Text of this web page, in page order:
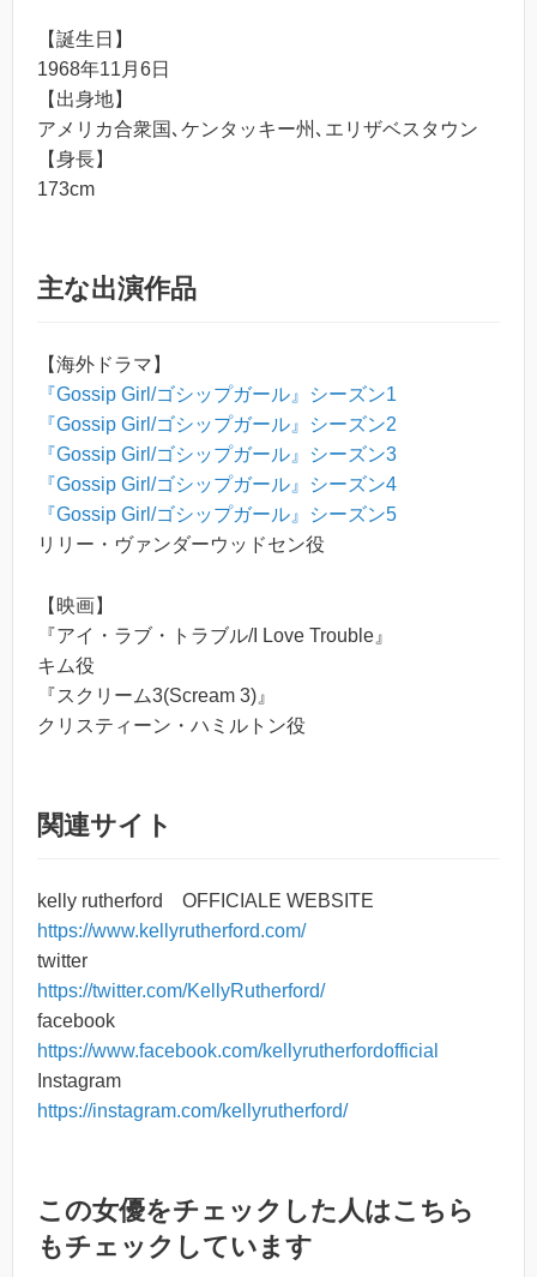
【誕生日】
1968年11月6日
【出身地】
アメリカ合衆国､ケンタッキー州､エリザベスタウン
【身長】
173cm
主な出演作品
【海外ドラマ】
『Gossip Girl/ゴシップガール』シーズン1
『Gossip Girl/ゴシップガール』シーズン2
『Gossip Girl/ゴシップガール』シーズン3
『Gossip Girl/ゴシップガール』シーズン4
『Gossip Girl/ゴシップガール』シーズン5
リリー・ヴァンダーウッドセン役
【映画】
『アイ・ラブ・トラブル/I Love Trouble』
キム役
『スクリーム3(Scream 3)』
クリスティーン・ハミルトン役
関連サイト
kelly rutherford OFFICIALE WEBSITE
https://www.kellyrutherford.com/
twitter
https://twitter.com/KellyRutherford/
facebook
https://www.facebook.com/kellyrutherfordofficial
Instagram
https://instagram.com/kellyrutherford/
この女優をチェックした人はこちら
もチェックしています